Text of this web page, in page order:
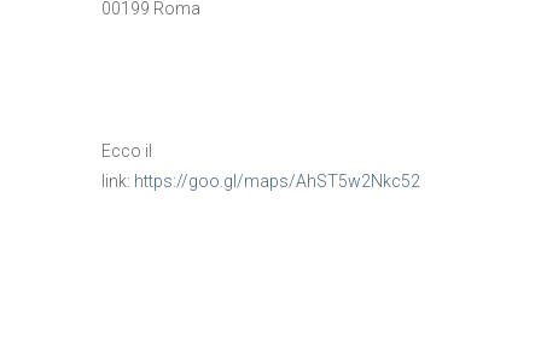
00199 Roma
Ecco il
link: https://goo.gl/maps/AhST5w2Nkc52